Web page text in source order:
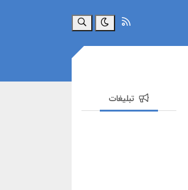
جستجو
تبلیغات